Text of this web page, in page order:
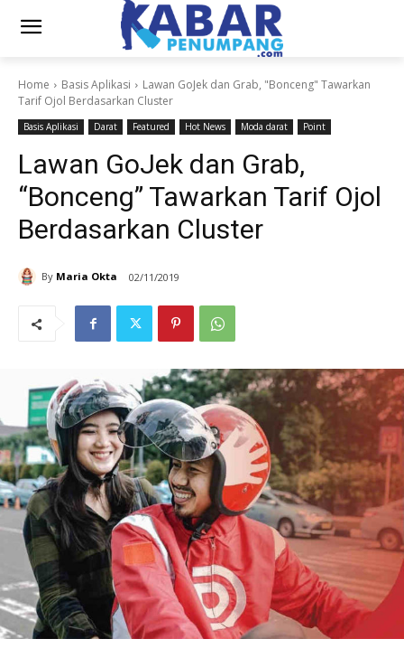
Home Basis Aplikasi
Lawan GoJek dan Grab, "Bonceng" Tawarkan
Tarif Ojol Berdasarkan Cluster
Basis Aplikasi Darat Featured Hot News Moda darat Point
Lawan GoJek dan Grab,
“Bonceng” Tawarkan Tarif Ojol
Berdasarkan Cluster
By Maria Okta 02/11/2019